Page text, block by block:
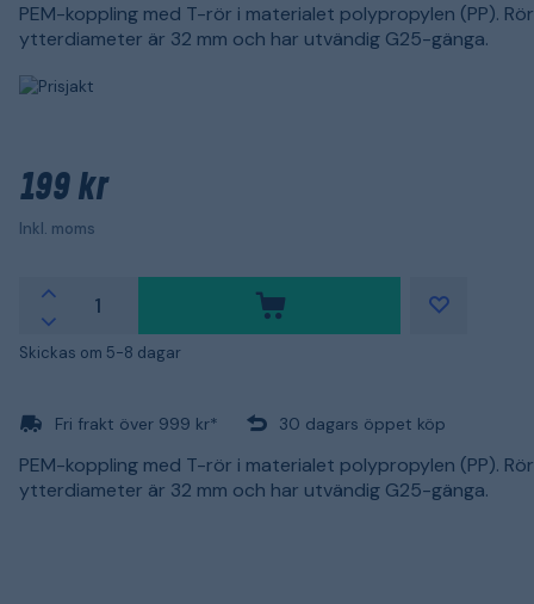
PEM-koppling med T-rör i materialet polypropylen (PP).
ytterdiameter är 32 mm och har utvändig G25-gänga.
199 kr
Inkl. moms
Skickas om 5-8 dagar
Fri frakt över 999 kr* 30 dagars öppet köp
PEM-koppling med T-rör i materialet polypropylen (PP).
ytterdiameter är 32 mm och har utvändig G25-gänga.